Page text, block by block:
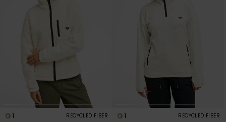
1 RECYCLED FIBER 1 RECYCLED FIBER